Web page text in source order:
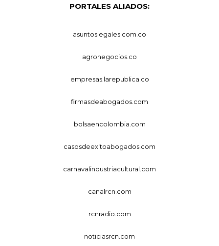
PORTALES ALIADOS:
asuntoslegales.com.co
agronegocios.co
empresas.larepublica.co
firmasdeabogados.com
bolsaencolombia.com
casosdeexitoabogados.com
carnavalindustriacultural.com
canalrcn.com
rcnradio.com
noticiasrcn.com